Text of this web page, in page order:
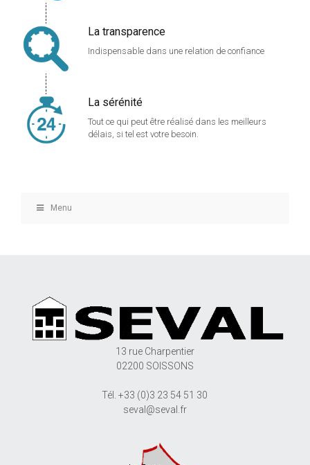
La transparence
Indispensable dans une relation de confiance
La sérénité
Tout ce qui peut être réalisé dans les meilleurs
délais, si tel est votre besoin.
Menu
13 rue Charpentier
02200 SOISSONS
Tél. +33 (0)3 23 54 51 30
seval@seval.fr